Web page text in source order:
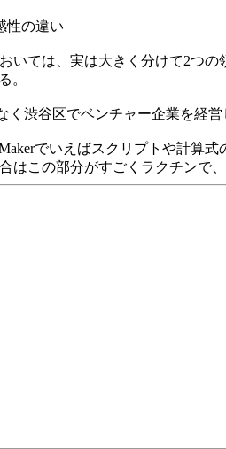
性の違い
いては、実は大きく分けて2つ
。
渋谷区でベンチャー企業を経
でいえばスクリプトや計算
はこの部分がすごくラクチンで